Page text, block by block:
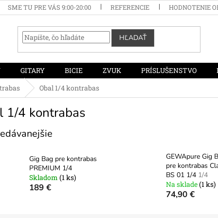
SME TU PRE VÁS 9:00-20:00 REFERENCIE HODNOTENIE
HĽADAŤ
GITARY BICIE ZVUK PRÍSLUŠENSTVO
Obal 1/4 kontrabas
1/4 kontrabas
Gig Bag pre kontrabas
PREMIUM 1/4
Skladom (1 ks)
189 €
GEWApure Gig
pre kontrabas
BS 01 1/4 1/4
Na sklade(1 ks)
74,90 €